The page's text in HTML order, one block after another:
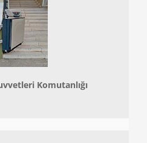
Komutanlığı